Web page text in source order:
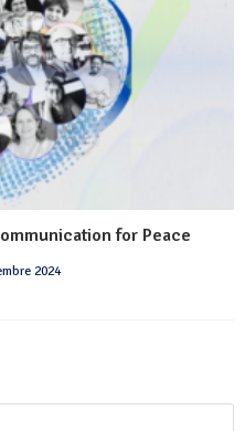
for Peace
2024